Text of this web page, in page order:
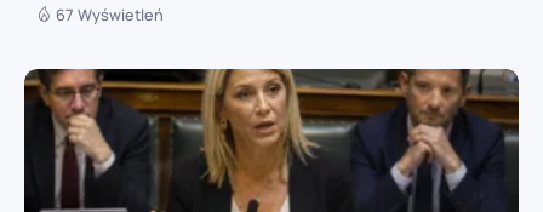
67 Wyświetleń